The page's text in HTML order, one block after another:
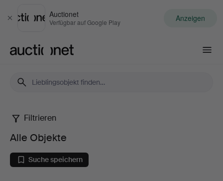
Schließen
Auctionet
Verfügbar auf Google Play Anzeigen
Alle
Objekte
Filtrieren
Alle Objekte
Suche speichern